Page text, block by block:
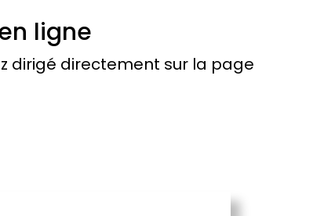
ligne
dirigé directement sur la page